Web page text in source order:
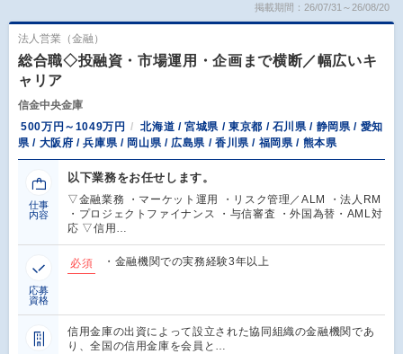
掲載期間：26/07/31～26/08/20
法人営業（金融）
総合職◇投融資・市場運用・企画まで横断／幅広いキ
ャリア
信金中央金庫
500万円～1049万円
北海道 / 宮城県 / 東京都 / 石川県 / 静岡県 / 愛知
県 / 大阪府 / 兵庫県 / 岡山県 / 広島県 / 香川県 / 福岡県 / 熊本県
仕事
内容
以下業務をお任せします。
▽金融業務 ・マーケット運用 ・リスク管理／ALM ・法人RM
・プロジェクトファイナンス ・与信審査 ・外国為替・AML対
応 ▽信用…
応募
資格
必須 ・金融機関での実務経験3年以上
信用金庫の出資によって設立された協同組織の金融機関であ
り、全国の信用金庫を会員と…